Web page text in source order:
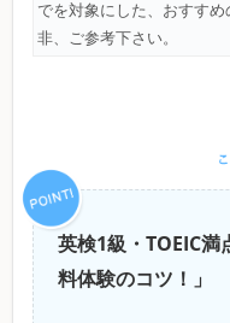
でを対象にした、おすす
非、ご参考下さい。
英検1級・TOEIC
料体験のコツ！」